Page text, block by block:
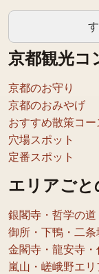
京都観光コ
京都のお守り
京都のおみやげ
おすすめ散策コー
穴場スポット
定番スポット
エリアごと
銀閣寺・哲学の
御所・下鴨・二条
金閣寺・龍安寺
嵐山・嵯峨野エリ